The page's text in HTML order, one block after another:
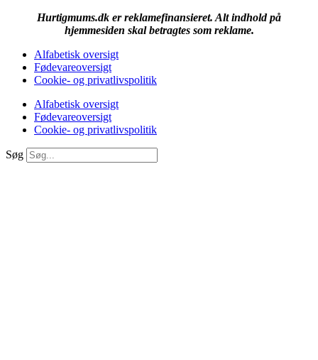
Hurtigmums.dk er reklamefinansieret. Alt indhold på
hjemmesiden skal betragtes som reklame.
Alfabetisk oversigt
Fødevareoversigt
Cookie- og privatlivspolitik
Alfabetisk oversigt
Fødevareoversigt
Cookie- og privatlivspolitik
Søg